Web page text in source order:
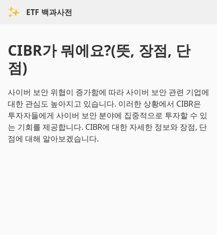
ETF 백과사전
CIBR가 뭐에요?(뜻, 장점, 단
점)
사이버 보안 위협이 증가함에 따라 사이버 보안 관련 기업에
대한 관심도 높아지고 있습니다. 이러한 상황에서 CIBR은
투자자들에게 사이버 보안 분야에 집중적으로 투자할 수 있
는 기회를 제공합니다. CIBR에 대한 자세한 정보와 장점, 단
점에 대해 알아보겠습니다.